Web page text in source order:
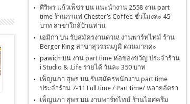
ศิริพร แก้วเพ็ชรบน เเนะนำงาน 2558 งาน part
time ร้านกาแฟ Chester’s Coffee ชั่วโมงละ 45
บาท สาขาใกล้บ้านท่าน
เอมิกา บน รับสมัครงานด่วน! งานพาร์ทไทม์ ร้าน
Berger King สาขาสุวรรณภูมิ ด่วนมากค่ะ
pawich บน งาน part time ห่อของขวัญ ประจำร้าน
i Studio & .Life รายได้ วันละ 350 บาท
เพ็ญนภา สุพรบน รับสมัครพนักงาน part time
ประจำร้าน 7-11 Full time / Part time/ หลายอัตรา
เพ็ญนภา สุพรบน งานพาร์ทไทม์ ร้านไอศครีม